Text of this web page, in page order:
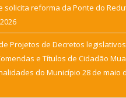
solicita reforma da Ponte do
Projetos de Decretos
e Títulos de Cidadão
do Município 28 de maio